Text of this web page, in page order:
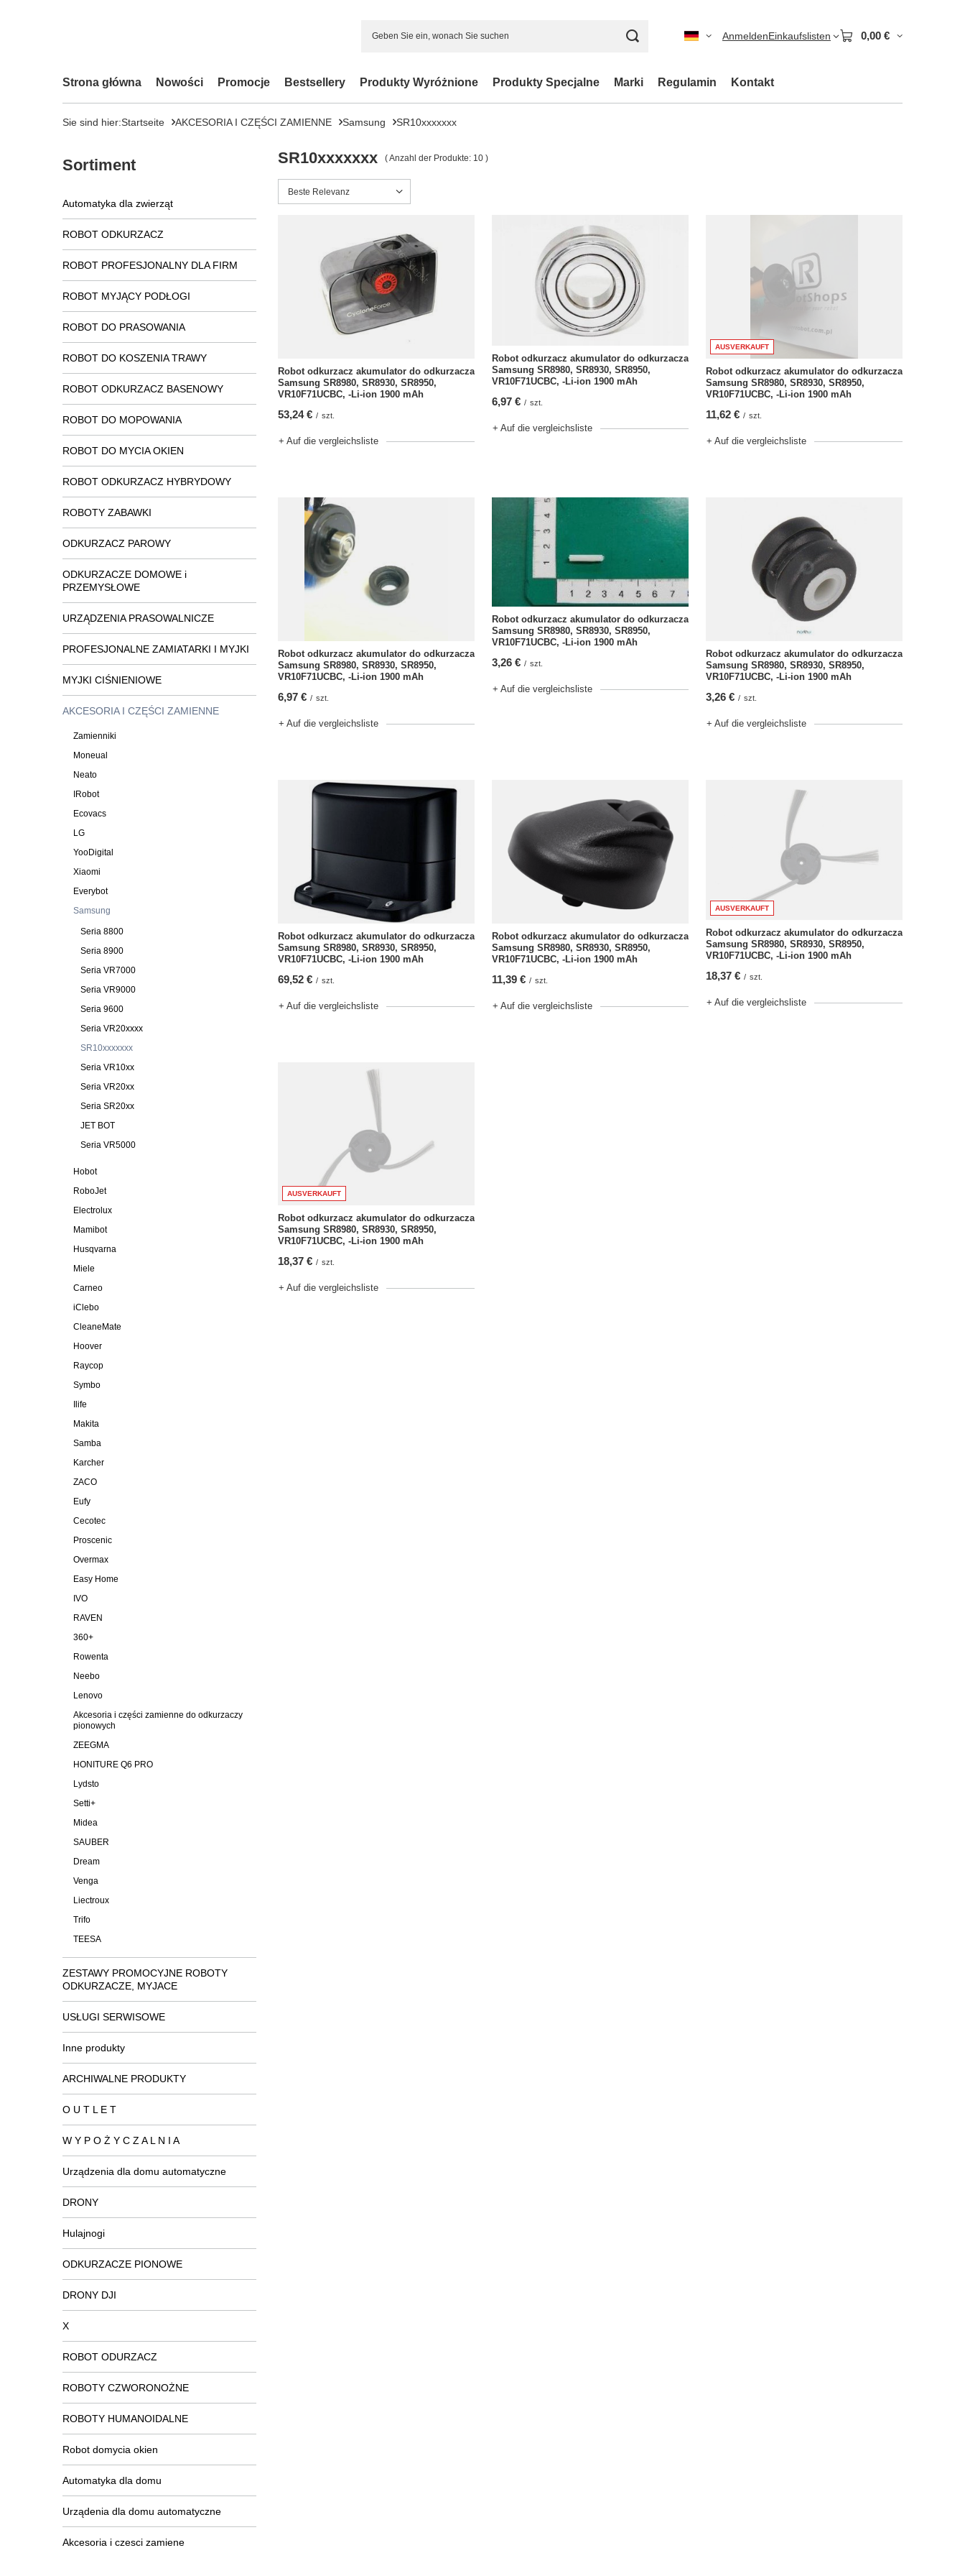
AnmeldenEinkaufslisten 0,00 €
Strona główna Nowości Promocje Bestsellery Produkty Wyróżnione Produkty Specjalne Marki Regulamin Kontakt
Sie sind hier:Startseite AKCESORIA I CZĘŚCI ZAMIENNE Samsung SR10xxxxxxx
Sortiment
Automatyka dla zwierząt
ROBOT ODKURZACZ
ROBOT PROFESJONALNY DLA FIRM
ROBOT MYJĄCY PODŁOGI
ROBOT DO PRASOWANIA
ROBOT DO KOSZENIA TRAWY
ROBOT ODKURZACZ BASENOWY
ROBOT DO MOPOWANIA
ROBOT DO MYCIA OKIEN
ROBOT ODKURZACZ HYBRYDOWY
ROBOTY ZABAWKI
ODKURZACZ PAROWY
ODKURZACZE DOMOWE i
PRZEMYSŁOWE
URZĄDZENIA PRASOWALNICZE
PROFESJONALNE ZAMIATARKI I MYJKI
MYJKI CIŚNIENIOWE
AKCESORIA I CZĘŚCI ZAMIENNE
Zamienniki
Moneual
Neato
IRobot
Ecovacs
LG
YooDigital
Xiaomi
Everybot
Samsung
Seria 8800
Seria 8900
Seria VR7000
Seria VR9000
Seria 9600
Seria VR20xxxx
SR10xxxxxxx
Seria VR10xx
Seria VR20xx
Seria SR20xx
JET BOT
Seria VR5000
Hobot
RoboJet
Electrolux
Mamibot
Husqvarna
Miele
Carneo
iClebo
CleaneMate
Hoover
Raycop
Symbo
Ilife
Makita
Samba
Karcher
ZACO
Eufy
Cecotec
Proscenic
Overmax
Easy Home
IVO
RAVEN
360+
Rowenta
Neebo
Lenovo
Akcesoria i części zamienne do odkurzaczy
pionowych
ZEEGMA
HONITURE Q6 PRO
Lydsto
Setti+
Midea
SAUBER
Dream
Venga
Liectroux
Trifo
TEESA
ZESTAWY PROMOCYJNE ROBOTY
ODKURZACZE, MYJACE
USŁUGI SERWISOWE
Inne produkty
ARCHIWALNE PRODUKTY
O U T L E T
W Y P O Ż Y C Z A L N I A
Urządzenia dla domu automatyczne
DRONY
Hulajnogi
ODKURZACZE PIONOWE
DRONY DJI
X
ROBOT ODURZACZ
ROBOTY CZWORONOŻNE
ROBOTY HUMANOIDALNE
Robot domycia okien
Automatyka dla domu
Urządenia dla domu automatyczne
Akcesoria i czesci zamiene
SR10xxxxxxx ( Anzahl der Produkte: 10 )
Sortierung ändern
Beste Relevanz
Robot odkurzacz akumulator do odkurzacza
Samsung SR8980, SR8930, SR8950,
VR10F71UCBC, -Li-ion 1900 mAh
53,24 € / szt.
+ Auf die vergleichsliste
Robot odkurzacz akumulator do odkurzacza
Samsung SR8980, SR8930, SR8950,
VR10F71UCBC, -Li-ion 1900 mAh
6,97 € / szt.
+ Auf die vergleichsliste
AUSVERKAUFT
Robot odkurzacz akumulator do odkurzacza
Samsung SR8980, SR8930, SR8950,
VR10F71UCBC, -Li-ion 1900 mAh
11,62 € / szt.
+ Auf die vergleichsliste
Robot odkurzacz akumulator do odkurzacza
Samsung SR8980, SR8930, SR8950,
VR10F71UCBC, -Li-ion 1900 mAh
6,97 € / szt.
+ Auf die vergleichsliste
Robot odkurzacz akumulator do odkurzacza
Samsung SR8980, SR8930, SR8950,
VR10F71UCBC, -Li-ion 1900 mAh
3,26 € / szt.
+ Auf die vergleichsliste
Robot odkurzacz akumulator do odkurzacza
Samsung SR8980, SR8930, SR8950,
VR10F71UCBC, -Li-ion 1900 mAh
3,26 € / szt.
+ Auf die vergleichsliste
Robot odkurzacz akumulator do odkurzacza
Samsung SR8980, SR8930, SR8950,
VR10F71UCBC, -Li-ion 1900 mAh
69,52 € / szt.
+ Auf die vergleichsliste
Robot odkurzacz akumulator do odkurzacza
Samsung SR8980, SR8930, SR8950,
VR10F71UCBC, -Li-ion 1900 mAh
11,39 € / szt.
+ Auf die vergleichsliste
AUSVERKAUFT
Robot odkurzacz akumulator do odkurzacza
Samsung SR8980, SR8930, SR8950,
VR10F71UCBC, -Li-ion 1900 mAh
18,37 € / szt.
+ Auf die vergleichsliste
AUSVERKAUFT
Robot odkurzacz akumulator do odkurzacza
Samsung SR8980, SR8930, SR8950,
VR10F71UCBC, -Li-ion 1900 mAh
18,37 € / szt.
+ Auf die vergleichsliste